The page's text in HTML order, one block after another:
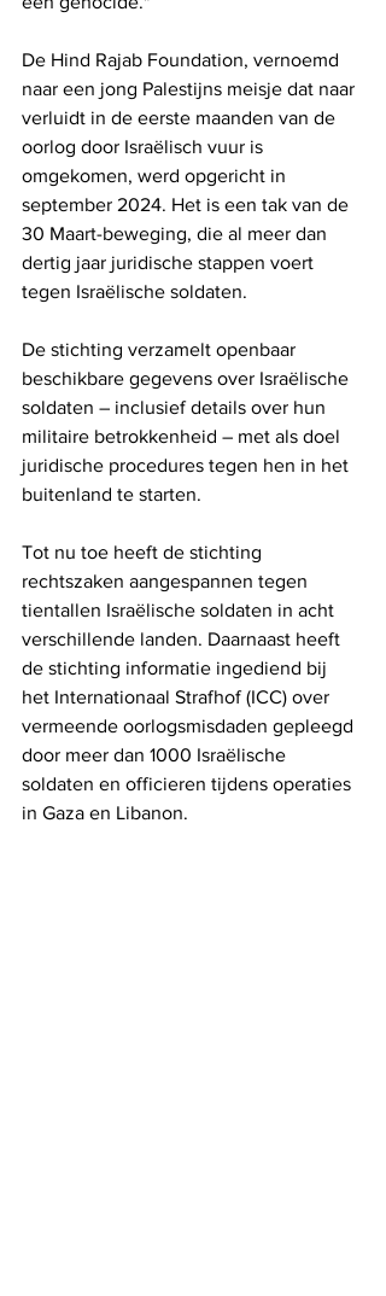
De Hind Rajab Foundation, vernoemd
naar een jong Palestijns meisje dat naar
verluidt in de eerste maanden van de
oorlog door Israëlisch vuur is
omgekomen, werd opgericht in
september 2024. Het is een tak van de
30 Maart-beweging, die al meer dan
dertig jaar juridische stappen voert
tegen Israëlische soldaten.
De stichting verzamelt openbaar
beschikbare gegevens over Israëlische
soldaten – inclusief details over hun
militaire betrokkenheid – met als doel
juridische procedures tegen hen in het
buitenland te starten.
Tot nu toe heeft de stichting
rechtszaken aangespannen tegen
tientallen Israëlische soldaten in acht
verschillende landen. Daarnaast heeft
de stichting informatie ingediend bij
het Internationaal Strafhof (ICC) over
vermeende oorlogsmisdaden gepleegd
door meer dan 1000 Israëlische
soldaten en officieren tijdens operaties
in Gaza en Libanon.